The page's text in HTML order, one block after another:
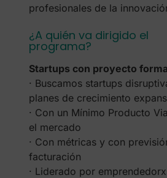
profesionales de la
¿A quién va dirigido el
programa?
Startups con proyecto
· Buscamos startups
planes de crecimiento
· Con un Mínimo Producto
el mercado
· Con métricas y con
facturación
· Liderado por